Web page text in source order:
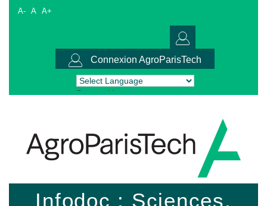
A- A A+
Connexion AgroParisTech
Powered by Translate
Infodoc : Sciences,